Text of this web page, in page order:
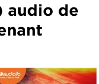
audio de